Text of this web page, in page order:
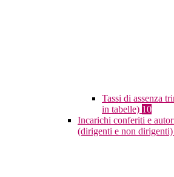
Tassi di assenza
in tabelle) 10
Incarichi conferiti e
(dirigenti e non dirigenti)